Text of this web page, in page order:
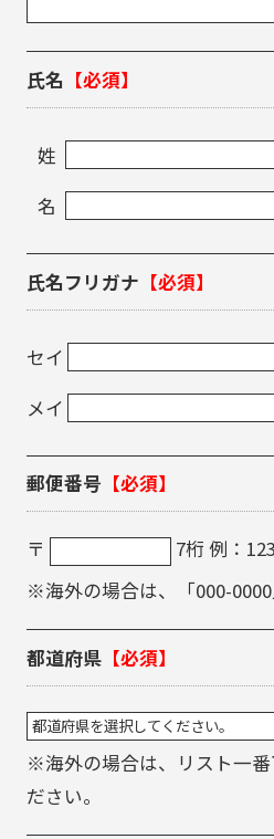
氏名 【必須】
姓
名
氏名フリガナ 【必須】
セイ
メイ
郵便番号 【必須】
〒 7桁 例：
※海外の場合は、「000-0000
都道府県【必須】
※海外の場合は、リスト一番
ださい。